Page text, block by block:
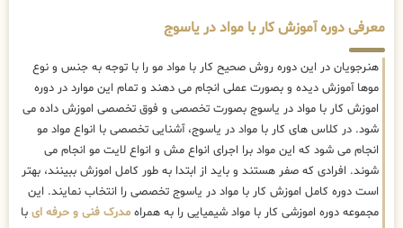
معرفی دوره آموزش کار با مواد در یاسوج
هنرجویان در این دوره روش صحیح کار با مواد مو را با توجه به جنس و نوع
موها آموزش دیده و بصورت عملی انجام می دهند و تمام این موارد در دوره
اموزش کار با مواد در یاسوج بصورت تخصصی و فوق تخصصی اموزش داده می
شود. در کلاس های کار با مواد در یاسوج، آشنایی تخصصی با انواع مواد مو
انجام می شود که این مواد برا اجرای انواع مش و انواع لایت مو انجام می
شوند. افرادی که صفر هستند و باید از ابتدا به طور کامل اموزش ببینند، بهتر
است دوره کامل اموزش کار با مواد در یاسوج تخصصی را انتخاب نمایند. این
مجموعه دوره اموزشی کار با مواد شیمیایی را به همراه مدرک فنی و حرفه ای با